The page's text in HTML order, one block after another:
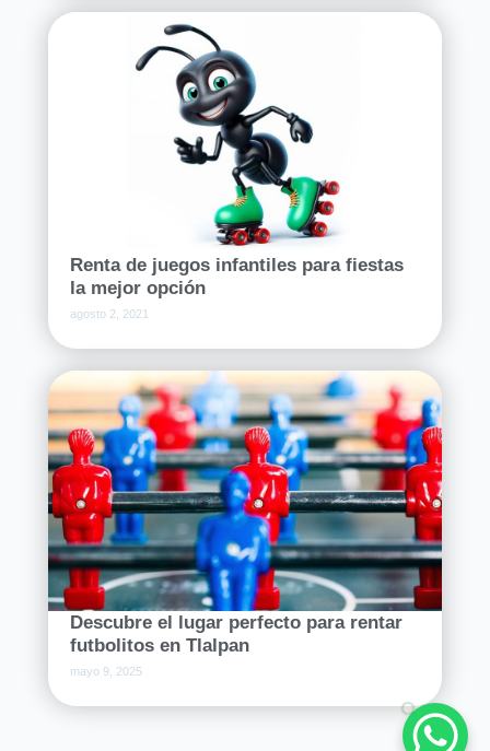
Renta de juegos infantiles para fiestas
la mejor opción
agosto 2, 2021
Descubre el lugar perfecto para rentar
futbolitos en Tlalpan
mayo 9, 2025